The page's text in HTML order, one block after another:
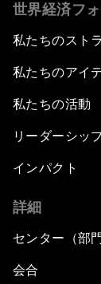
世界経済フ
私たちのスト
私たちのアイ
私たちの活動
リーダーシッ
インパクト
詳細
センター（部門
会合